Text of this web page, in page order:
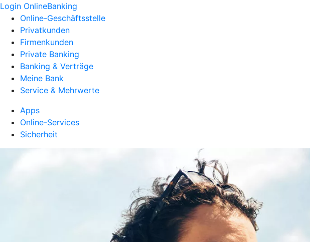
Login OnlineBanking
Online-Geschäftsstelle
Privatkunden
Firmenkunden
Private Banking
Banking & Verträge
Meine Bank
Service & Mehrwerte
Apps
Online-Services
Sicherheit